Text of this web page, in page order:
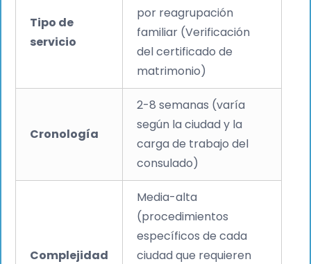
Tipo de
servicio
por reagrupación
familiar (Verificación
del certificado de
matrimonio)
Cronología
2-8 semanas (varía
según la ciudad y la
carga de trabajo del
consulado)
Complejidad
Media-alta
(procedimientos
específicos de cada
ciudad que requieren